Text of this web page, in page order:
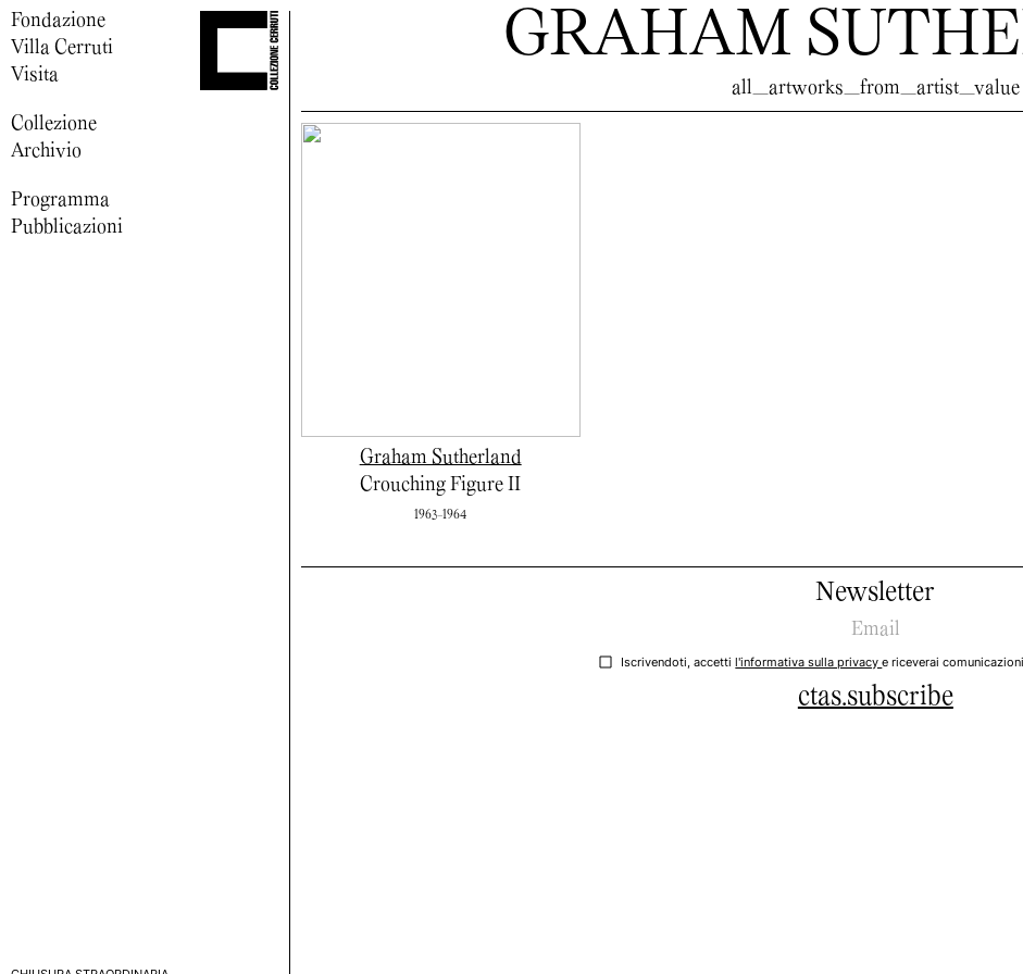
Fondazione
Villa Cerruti
Visita
Collezione
Archivio
Programma
Pubblicazioni
GRAHAM
all_artworks_from_artist_value
Graham Sutherland
Crouching Figure II
1963-1964
Newsletter
Iscrivendoti, accettil'informativa sulla privacye riceverai
ctas.subscribe